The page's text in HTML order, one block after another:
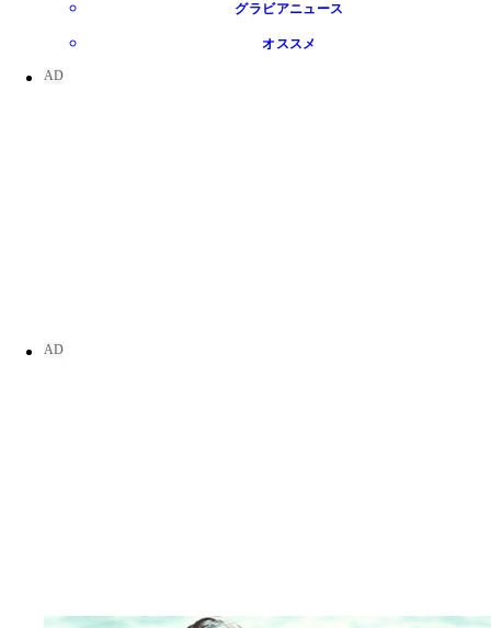
グラビアニュース
オススメ